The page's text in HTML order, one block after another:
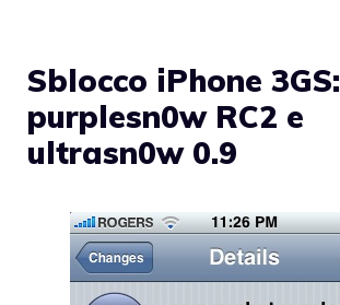
Sblocco iPhone 3GS:
purplesn0w RC2 e
ultrasn0w 0.9